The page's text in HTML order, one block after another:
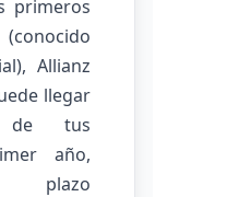
primeros
Allianz
llegar
de tus
año,
plazo